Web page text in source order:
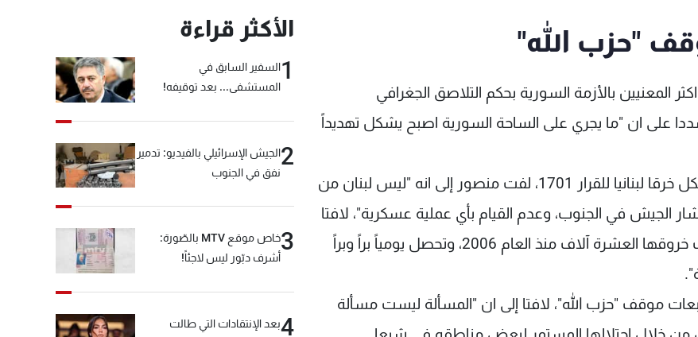
"حزب الله"
المعنيين بالأزمة السورية بحكم التلاصق الجغرافي
مشددا على ان "ما يجري على الساحة السورية اصبح يشكل تهديداً
وردا على سؤال بشأن إذا كانت طائرة "حزب الله" تشكل خرقا لبنانيا للقرار 1701، لفت منصور إلى انه "ليس لبنان من
1701، بل انه يحترمه منذ العام 2006 بانتشار الجيش في الجنوب، وعدم القيام بأي عملية عسكرية"، لافتا
إلى ان "من لا يحترم الـ1701 هي اسرائيل، لقد تجاوزت خروقها العشرة آلاف منذ العام 2006، وتحصل يومياً براً وبراً
موقف "حزب الله"، لافتا إلى ان "المسألة ليست مسألة
الأكثر قراءة
1السفير السابق في
المستشفى... بعد توقيفه!
2الجيش الإسرائيلي بالفيديو: تدمير
نفق في الجنوب
3
خاص موقع MTV بالصّورة:
أشرف دبّور ليس لاجئاً!
4بعد الإنتقادات التي طالت